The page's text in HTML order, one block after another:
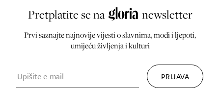
Pretplatite se na newsletter
Prvi saznajte najnovije vijesti o slavnima, modi i ljepoti,
umijeću življenja i kulturi